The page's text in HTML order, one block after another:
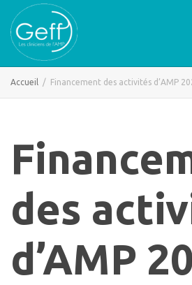
Accueil Financement des activités d’AMP
des
d’AMP